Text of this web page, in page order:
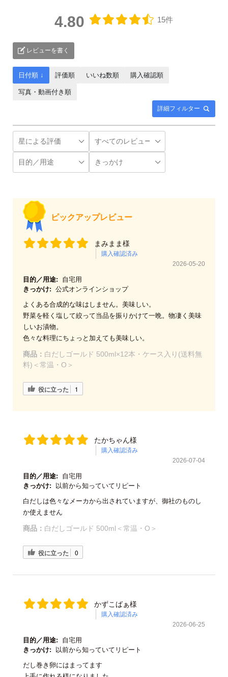
4.80 15件
レビューを書く
詳細フィルター
日付順 ↓ 評価順 いいね数順 購入確認順
写真・動画付き順
ピックアップレビュー
まみまま様
購入確認済み
2026-05-20
目的／用途:
自宅用
きっかけ: 公式オンラインショップ
よくある合成的な味はしません。美味しい。
野菜を軽く塩して絞って当品を振りかけて一晩。物凄く美味
しいお漬物。
色々な料理にちょっと加えても美味しい。
商品： 白だしゴールド 500ml×12本・ケース入り(送料無
料)＜常温・O＞
役に立った 1
たかちゃん様
購入確認済み
2026-07-04
目的／用途:
自宅用
きっかけ:
以前から知っていてリピート
白だしは色々なメーカから出されていますが、御社のものし
か使えません
商品： 白だしゴールド 500ml＜常温・O＞
役に立った 0
かずこばぁ様
購入確認済み
2026-06-25
目的／用途:
自宅用
きっかけ:
以前から知っていてリピート
だし巻き卵にはまってます